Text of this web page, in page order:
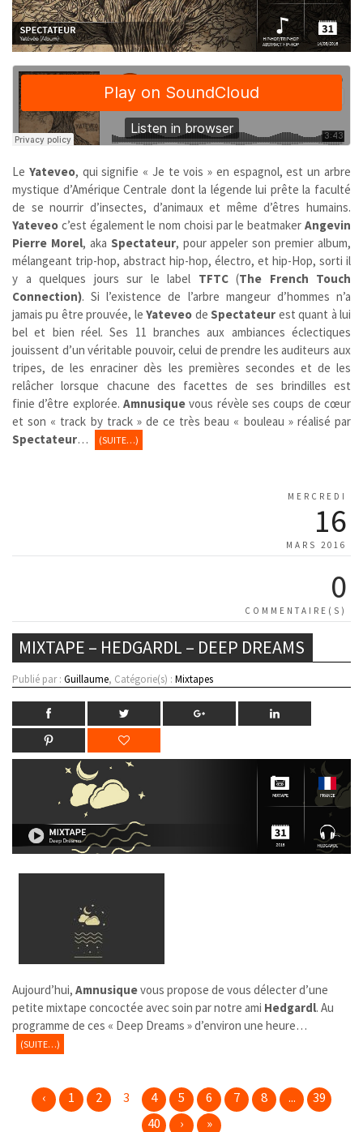
Le Yateveo, qui signifie « Je te vois » en espagnol, est un arbre
mystique d’Amérique Centrale dont la légende lui prête la faculté
de se nourrir d’insectes, d’animaux et même d’êtres humains.
Yateveo c’est également le nom choisi par le beatmaker Angevin
Pierre Morel, aka Spectateur, pour appeler son premier album,
mélangeant trip-hop, abstract hip-hop, électro, et hip-Hop, sorti il
y a quelques jours sur le label TFTC (The French Touch
Connection). Si l’existence de l’arbre mangeur d’hommes n’a
jamais pu être prouvée, leYateveo deSpectateur est quant à lui
bel et bien réel. Ses 11 branches aux ambiances éclectiques
jouissent d’un véritable pouvoir, celui de prendre les auditeurs aux
tripes, de les enraciner dès les premières secondes et de les
relâcher lorsque chacune des facettes de ses brindilles est
finie d’être explorée. Amnusique vous révèle ses coups de cœur
et son « track by track » de ce très beau « bouleau » réalisé par
Spectateur… (SUITE…)
MERCREDI
16
MARS 2016
0
COMMENTAIRE(S)
MIXTAPE – HEDGARDL – DEEP DREAMS
Publié par : Guillaume, Catégorie(s) : Mixtapes
Aujourd’hui, Amnusique​ vous propose de vous délecter d’une
petite mixtape concoctée avec soin par notre ami Hedgardl. Au
programme de ces « Deep Dreams » d’environ une heure…
(SUITE…)
‹ 1 2 3 4 5 6 7 8 ...
39
40
› »